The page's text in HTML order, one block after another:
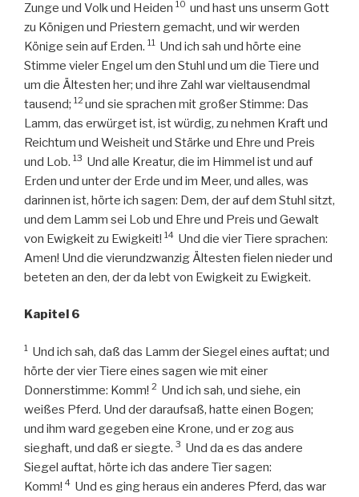
Zunge und Volk und Heiden 10 und hast uns unserm Gott
zu Königen und Priestern gemacht, und wir werden
Könige sein auf Erden. 11 Und ich sah und hörte eine
Stimme vieler Engel um den Stuhl und um die Tiere und
um die Ältesten her; und ihre Zahl war vieltausendmal
tausend; 12 und sie sprachen mit großer Stimme: Das
Lamm, das erwürget ist, ist würdig, zu nehmen Kraft und
Reichtum und Weisheit und Stärke und Ehre und Preis
und Lob. 13 Und alle Kreatur, die im Himmel ist und auf
Erden und unter der Erde und im Meer, und alles, was
darinnen ist, hörte ich sagen: Dem, der auf dem Stuhl sitzt,
und dem Lamm sei Lob und Ehre und Preis und Gewalt
von Ewigkeit zu Ewigkeit! 14 Und die vier Tiere sprachen:
Amen! Und die vierundzwanzig Ältesten fielen nieder und
beteten an den, der da lebt von Ewigkeit zu Ewigkeit.
Kapitel 6
1 Und ich sah, daß das Lamm der Siegel eines auftat; und
hörte der vier Tiere eines sagen wie mit einer
Donnerstimme: Komm! 2 Und ich sah, und siehe, ein
weißes Pferd. Und der daraufsaß, hatte einen Bogen;
und ihm ward gegeben eine Krone, und er zog aus
sieghaft, und daß er siegte. 3 Und da es das andere
Siegel auftat, hörte ich das andere Tier sagen:
Komm! 4 Und es ging heraus ein anderes Pferd, das war